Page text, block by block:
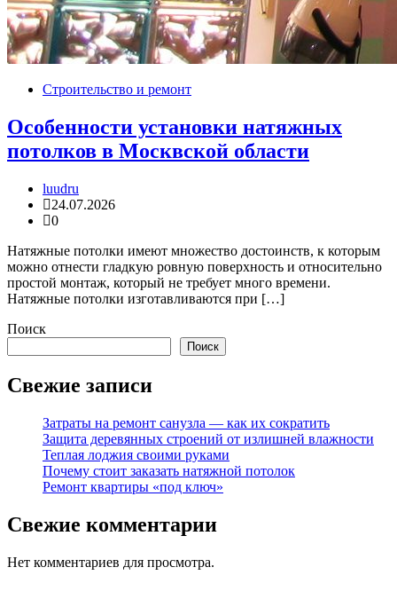
Строительство и ремонт
Особенности установки натяжных
потолков в Москвской области
luudru
24.07.2026
0
Натяжные потолки имеют множество достоинств, к которым
можно отнести гладкую ровную поверхность и относительно
простой монтаж, который не требует много времени.
Натяжные потолки изготавливаются при […]
Поиск
Поиск
Свежие записи
Затраты на ремонт санузла — как их сократить
Защита деревянных строений от излишней влажности
Теплая лоджия своими руками
Почему стоит заказать натяжной потолок
Ремонт квартиры «под ключ»
Свежие комментарии
Нет комментариев для просмотра.